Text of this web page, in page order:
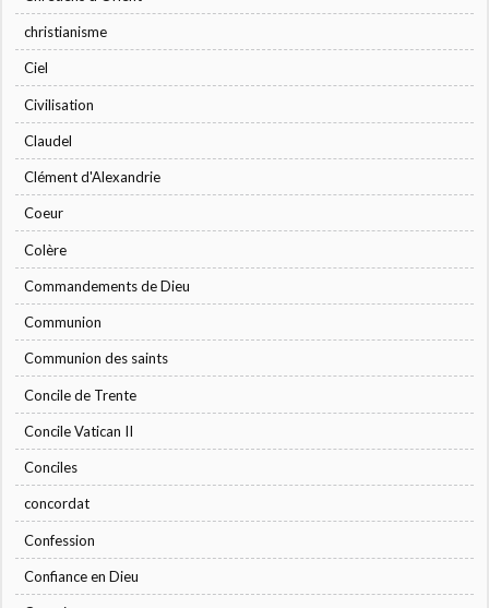
christianisme
Ciel
Civilisation
Claudel
Clément d'Alexandrie
Coeur
Colère
Commandements de Dieu
Communion
Communion des saints
Concile de Trente
Concile Vatican II
Conciles
concordat
Confession
Confiance en Dieu